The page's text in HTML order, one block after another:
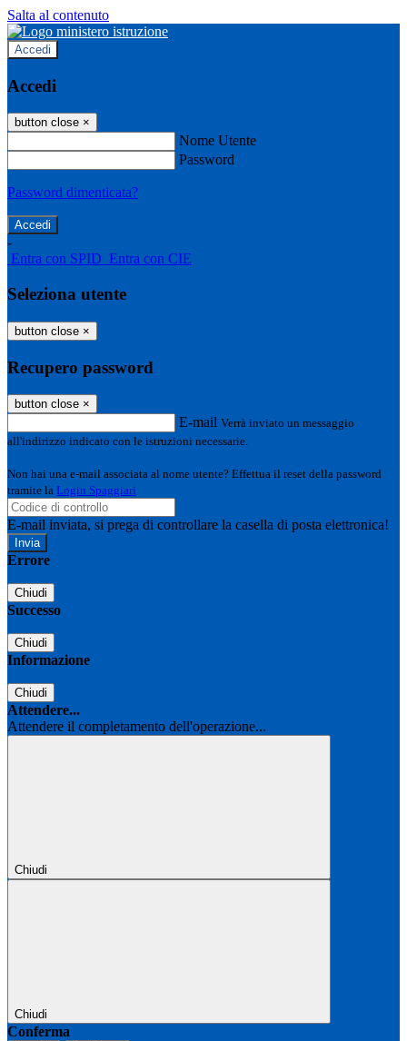
Salta al contenuto
Accedi
Accedi
button close ×
Nome Utente
Password
Password dimenticata?
-
Entra con SPID Entra con CIE
Seleziona utente
button close ×
Recupero password
button close ×
E-mail Verrà inviato un messaggio
all'indirizzo indicato con le istruzioni necessarie.
Non hai una e-mail associata al nome utente? Effettua il reset della password
tramite la Login Spaggiari
E-mail inviata, si prega di controllare la casella di posta elettronica!
Errore
Chiudi
Successo
Chiudi
Informazione
Chiudi
Attendere...
Attendere il completamento dell'operazione...
Chiudi
Chiudi
Conferma